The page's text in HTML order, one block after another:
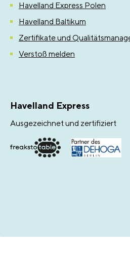
Havelland Express Polen
Havelland Baltikum
Zertifikate und
Verstoß melden
Havelland Express
Ausgezeichnet und zertifiziert